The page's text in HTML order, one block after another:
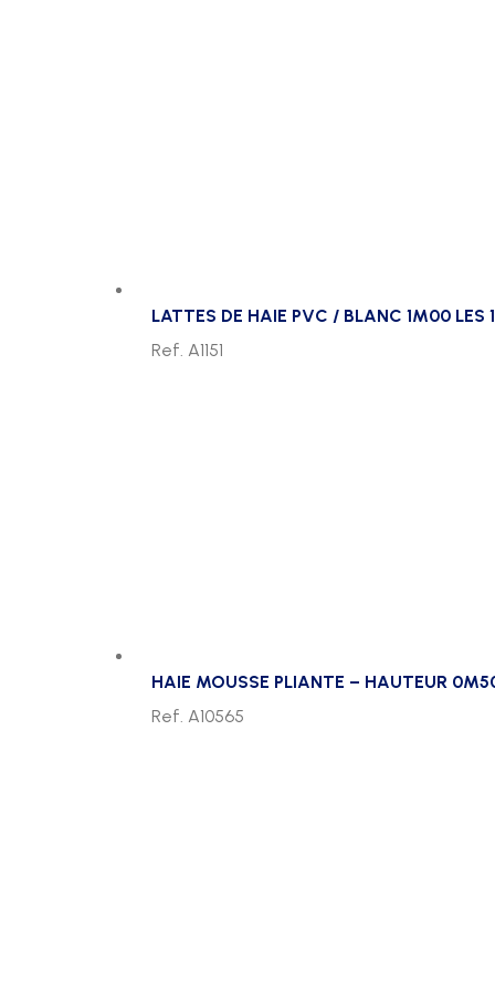
LATTES DE HAIE PVC / BLANC 1M00 LES
Ref. A1151
HAIE MOUSSE PLIANTE – HAUTEUR
Ref. A10565